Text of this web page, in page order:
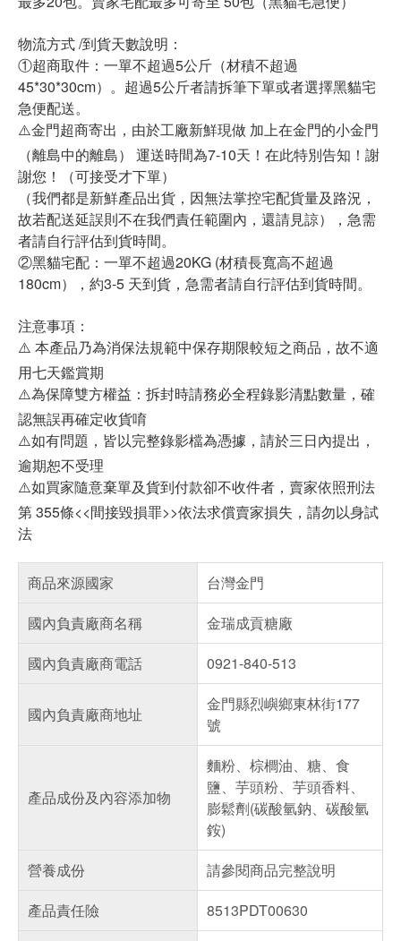
物流方式 /到貨天數說明：
①超商取件：一單不超過5公斤（材積不超過
45*30*30cm）。超過5公斤者請拆筆下單或者選擇黑貓宅
急便配送。
⚠️金門超商寄出，由於工廠新鮮現做 加上在金門的小金門
（離島中的離島） 運送時間為7-10天！在此特別告知！謝
謝您！（可接受才下單）
（我們都是新鮮產品出貨，因無法掌控宅配貨量及路況，
故若配送延誤則不在我們責任範圍內，還請見諒），急需
者請自行評估到貨時間。
②黑貓宅配：一單不超過20KG (材積長寬高不超過
180cm），約3-5 天到貨，急需者請自行評估到貨時間。
注意事項：
⚠️ 本產品乃為消保法規範中保存期限較短之商品，故不適
用七天鑑賞期
⚠️為保障雙方權益：拆封時請務必全程錄影清點數量，確
認無誤再確定收貨唷
⚠️如有問題，皆以完整錄影檔為憑據，請於三日內提出，
逾期恕不受理
⚠️如買家隨意棄單及貨到付款卻不收件者，賣家依照刑法
第 355條<<間接毀損罪>>依法求償賣家損失，請勿以身試
法
商品來源國家
台灣金門
國內負責廠商名稱
金瑞成貢糖廠
國內負責廠商電話
0921-840-513
國內負責廠商地址
金門縣烈嶼鄉東林街177
號
產品成份及內容添加物
麵粉、棕櫚油、糖、食
鹽、芋頭粉、芋頭香料、
膨鬆劑(碳酸氫鈉、碳酸氫
銨)
營養成份
請參閱商品完整說明
產品責任險
8513PDT00630